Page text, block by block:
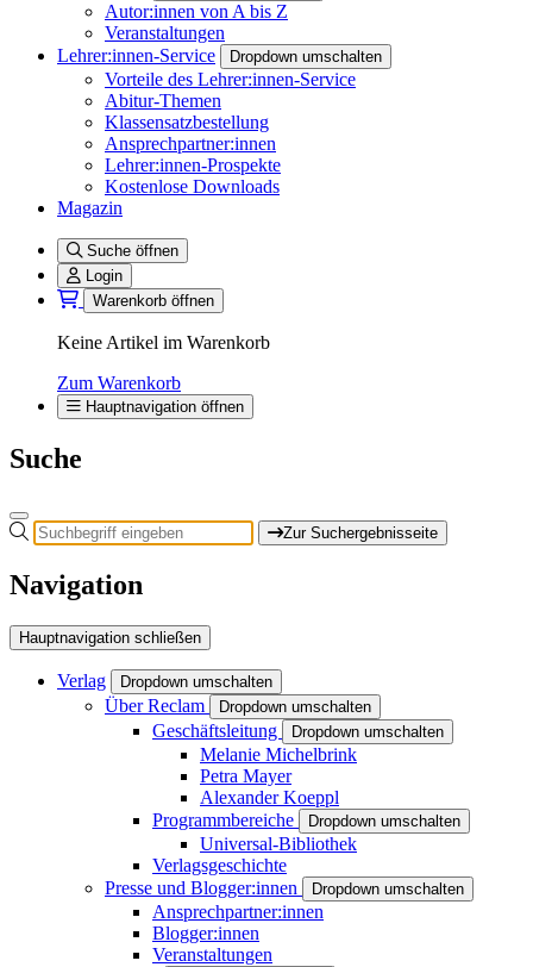
Autor:innen von A bis Z
Veranstaltungen
Lehrer:innen-Service
Dropdown umschalten
Vorteile des Lehrer:innen-Service
Abitur-Themen
Klassensatzbestellung
Ansprechpartner:innen
Lehrer:innen-Prospekte
Kostenlose Downloads
Magazin
Suche öffnen
Login
Warenkorb öffnen
Keine Artikel im Warenkorb
Zum Warenkorb
Hauptnavigation öffnen
Suche
Zur Suchergebnisseite
Navigation
Hauptnavigation schließen
Verlag Dropdown umschalten
Über Reclam Dropdown umschalten
Geschäftsleitung Dropdown umschalten
Melanie Michelbrink
Petra Mayer
Alexander Koeppl
Programmbereiche
Dropdown umschalten
Universal-Bibliothek
Verlagsgeschichte
Presse und Blogger:innen
Dropdown umschalten
Ansprechpartner:innen
Blogger:innen
Veranstaltungen